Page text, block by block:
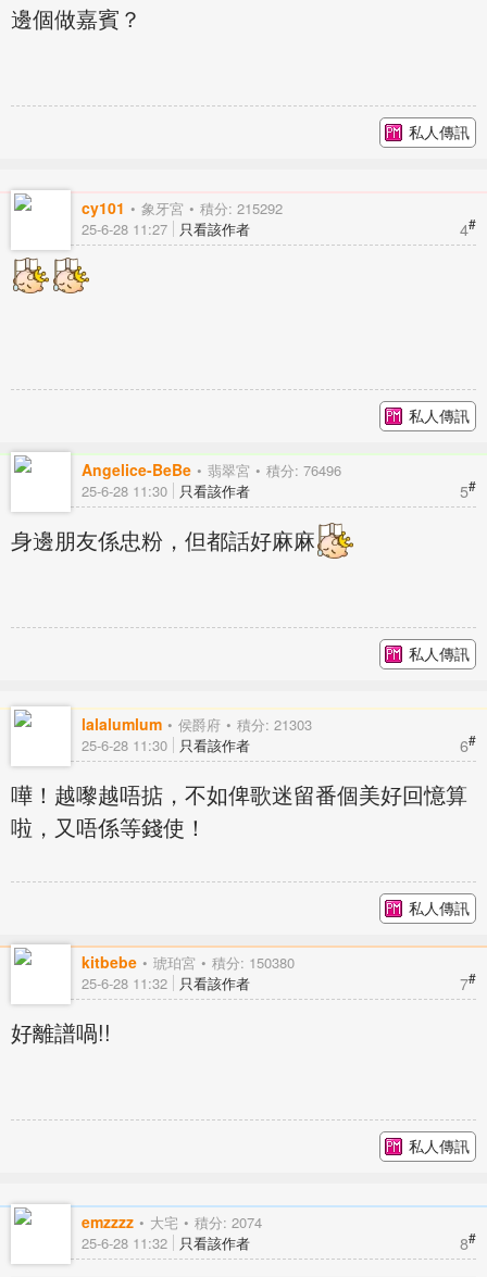
邊個做嘉賓？
私人傳訊
cy101 象牙宮 積分: 215292
4#
25-6-28 11:27 只看該作者
私人傳訊
Angelice-BeBe 翡翠宮 積分: 76496
5#
25-6-28 11:30 只看該作者
身邊朋友係忠粉，但都話好麻麻
私人傳訊
lalalumlum 侯爵府 積分: 21303
6#
25-6-28 11:30 只看該作者
嘩！越嚟越唔掂，不如俾歌迷留番個美好回憶算
啦，又唔係等錢使！
私人傳訊
kitbebe 琥珀宮 積分: 150380
7#
25-6-28 11:32 只看該作者
好離譜喎!!
私人傳訊
emzzzz 大宅 積分: 2074
8#
25-6-28 11:32 只看該作者